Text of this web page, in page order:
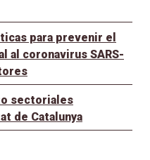
para prevenir el
al coronavirus SARS-
sectoriales
de Catalunya